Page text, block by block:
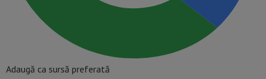
Adaugă ca sursă preferată